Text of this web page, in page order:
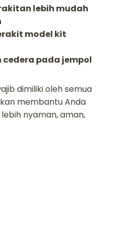
lebih mudah
model kit
cedera pada jempol
dimiliki oleh semua
membantu Anda
nyaman, aman,